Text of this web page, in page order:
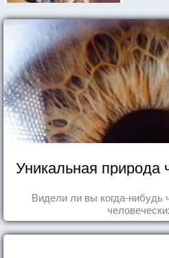
Уникальная природа
Видели ли вы когда-нибудь